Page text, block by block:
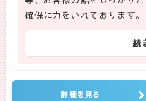
確保に力をいれております
続
詳細を見る